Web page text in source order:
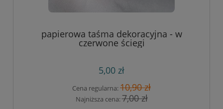
papierowa taśma dekoracyjna - w
czerwone ściegi
5,00 zł
Cena regularna:10,90 zł
Najniższa cena:7,00 zł